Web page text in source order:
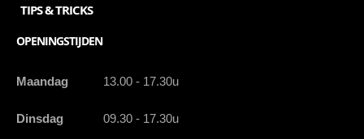
TIPS & TRICKS
OPENINGSTIJDEN
Maandag 13.00 - 17.30u
Dinsdag 09.30 - 17.30u